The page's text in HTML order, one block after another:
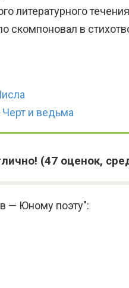
литературного
скомпоновал в
и ведьма
(47 оценок,
— Юному поэту":